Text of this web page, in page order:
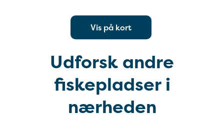
Vis på kort
Udforsk andre
fiskepladser i
nærheden